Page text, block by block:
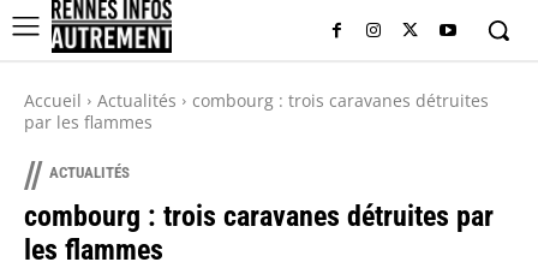
Accueil Actualités
combourg : trois caravanes détruites
par les flammes
// ACTUALITÉS
combourg : trois caravanes détruites par
les flammes